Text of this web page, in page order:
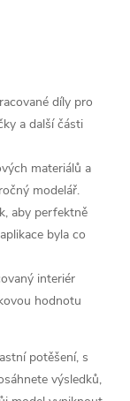
díly pro
a další části
materiálů a
modelář.
aby perfektně
byla co
interiér
hodnotu
potěšení, s
výsledků,